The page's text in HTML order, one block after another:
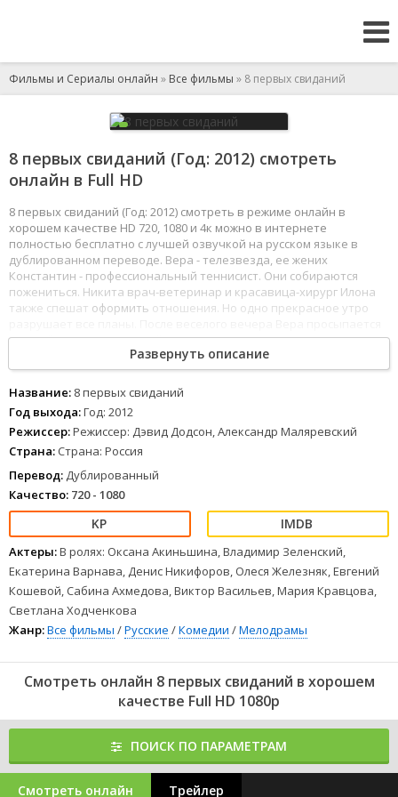
Фильмы и Сериалы онлайн » Все фильмы » 8 первых свиданий
8 первых свиданий (Год: 2012) смотреть
онлайн в Full HD
8 первых свиданий (Год: 2012) смотреть в режиме онлайн в
хорошем качестве HD 720, 1080 и 4к можно в интернете
полностью бесплатно с лучшей озвучкой на русском языке в
дублированном переводе. Вера - телезвезда, ее жених
Константин - профессиональный теннисист. Они собираются
пожениться. Никита врач-ветеринар и красавица-хирург Илона
также спешат оформить отношения. Но одно прекрасное утро
в одной постели с Никитой. Решив, что это последствия слишком
бурной вечеринки, молодые люди разъезжаются в разные
стороны. Но следующим днем все повторяется - Никита и Вера
снова вместе, хотя каждый хорошо помнит, как они засыпали
дома - каждый у себя… Так происходит всю последующую
неделю. Какие-то таинственные силы устраивают эти
неожиданные «свидания», кто-то хочет разрушить их браки, а
может бытьпростодоказать, что они созданы друг для друга?
1
7
Развернуть описание
Название: 8 первых свиданий
Год выхода:Год: 2012
Режиссер:Режиссер: Дэвид Додсон, Александр Маляревский
Страна: Страна: Россия
Перевод: Дублированный
Качество: 720 - 1080
Актеры:В ролях: Оксана Акиньшина, Владимир Зеленский,
Екатерина Варнава, Денис Никифоров, Олеся Железняк, Евгений
Кошевой, Сабина Ахмедова, Виктор Васильев, Мария Кравцова,
Светлана Ходченкова
Жанр:Все фильмы /Русские /Комедии /Мелодрамы
Смотреть онлайн 8 первых свиданий в хорошем
качестве Full HD 1080p
ПОИСК ПО ПАРАМЕТРАМ
Смотреть онлайн Трейлер